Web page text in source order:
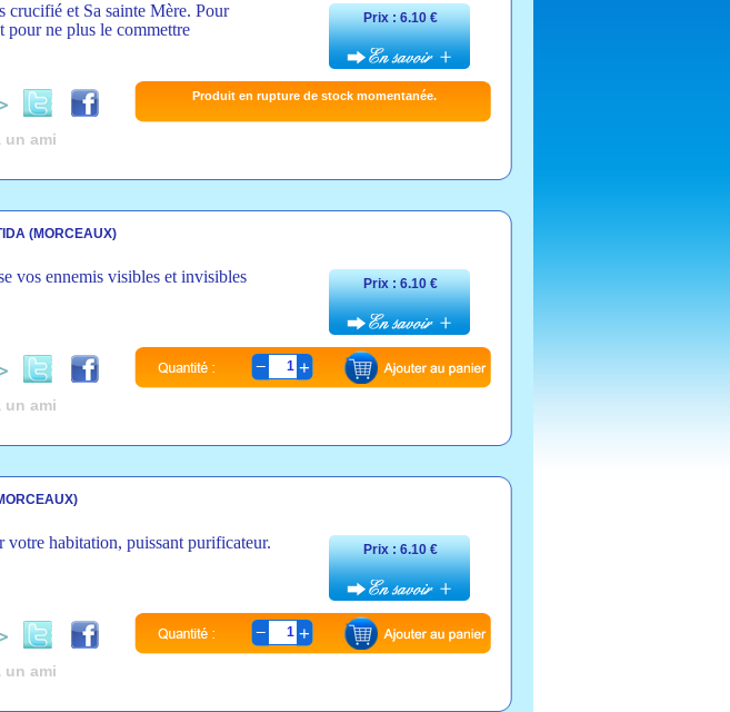
crucifié et Sa sainte Mère. Pour
pour ne plus le commettre
Prix : 6.10 €
Produit en rupture de stock momentanée.
un ami
(MORCEAUX)
vos ennemis visibles et invisibles Prix : 6.10 €
1
un ami
habitation, puissant purificateur. Prix : 6.10 €
1
un ami